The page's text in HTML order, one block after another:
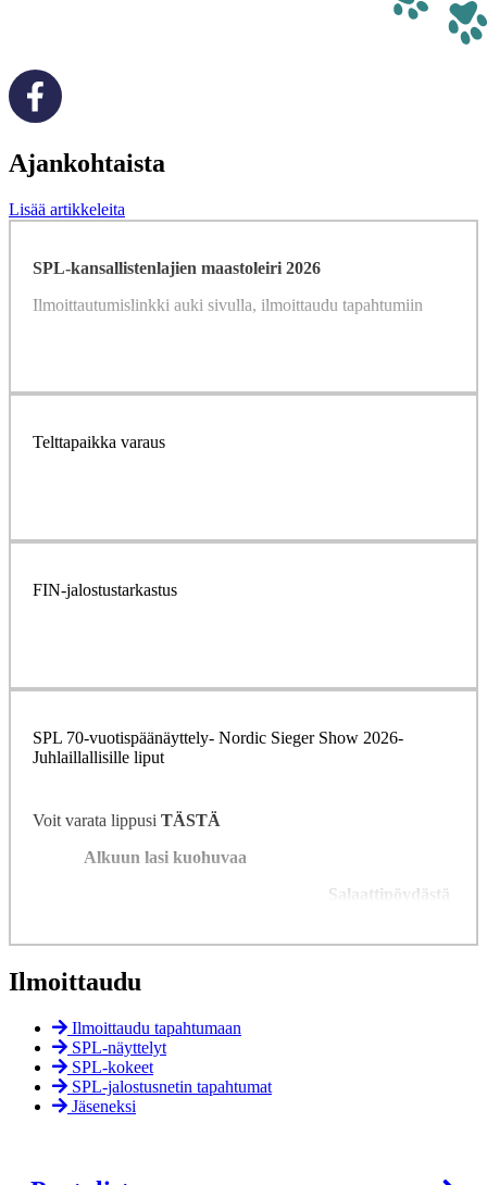
Ajankohtaista
Lisää artikkeleita
SPL-kansallistenlajien maastoleiri 2026
Ilmoittautumislinkki auki sivulla, ilmoittaudu tapahtumiin
Telttapaikka varaus
FIN-jalostustarkastus
SPL 70-vuotispäänäyttely- Nordic Sieger Show 2026-
Juhlaillallisille liput
Voit varata lippusi TÄSTÄ
Alkuun lasi kuohuvaa
Salaattipöydästä
satoa:
Päärynää, kurpitsansiemeniä ja
puolukkavinaigretteä M,G
lohta M,G
Savuporomoussea
saaristolaisleivällä L
Paahdettua punajuurta ja vuohenjuustoa
Ilmoittaudu
Ilmoittaudu tapahtumaan
SPL-näyttelyt
SPL-kokeet
SPL-jalostusnetin tapahtumat
Jäseneksi